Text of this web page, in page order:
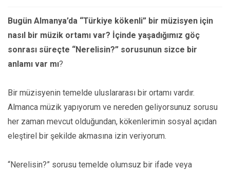
Bugün Almanya’da “Türkiye kökenli” bir müzisyen için
nasıl bir müzik ortamı var? İçinde yaşadığımız göç
sonrası süreçte “Nerelisin?” sorusunun sizce bir
anlamı var mı?
Bir müzisyenin temelde uluslararası bir ortamı vardır.
Almanca müzik yapıyorum ve nereden geliyorsunuz sorusu
her zaman mevcut olduğundan, kökenlerimin sosyal açıdan
eleştirel bir şekilde akmasına izin veriyorum.
“Nerelisin?” sorusu temelde olumsuz bir ifade veya